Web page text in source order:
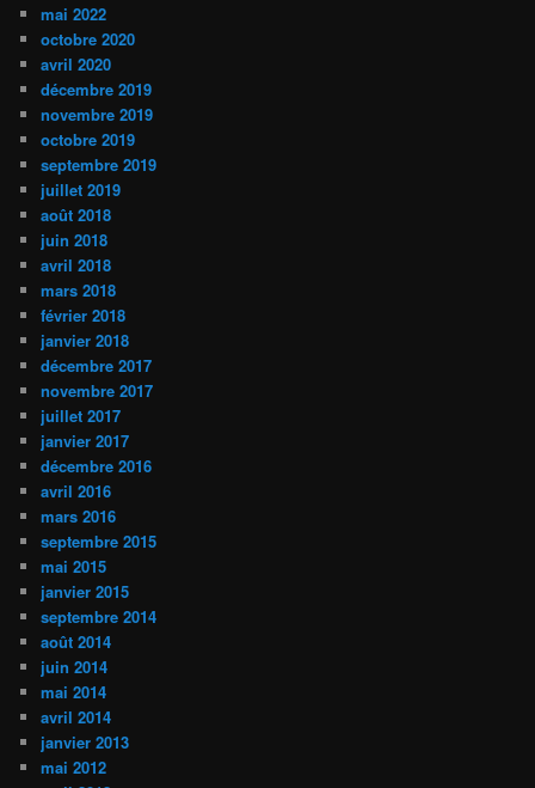
mai 2022
octobre 2020
avril 2020
décembre 2019
novembre 2019
octobre 2019
septembre 2019
juillet 2019
août 2018
juin 2018
avril 2018
mars 2018
février 2018
janvier 2018
décembre 2017
novembre 2017
juillet 2017
janvier 2017
décembre 2016
avril 2016
mars 2016
septembre 2015
mai 2015
janvier 2015
septembre 2014
août 2014
juin 2014
mai 2014
avril 2014
janvier 2013
mai 2012